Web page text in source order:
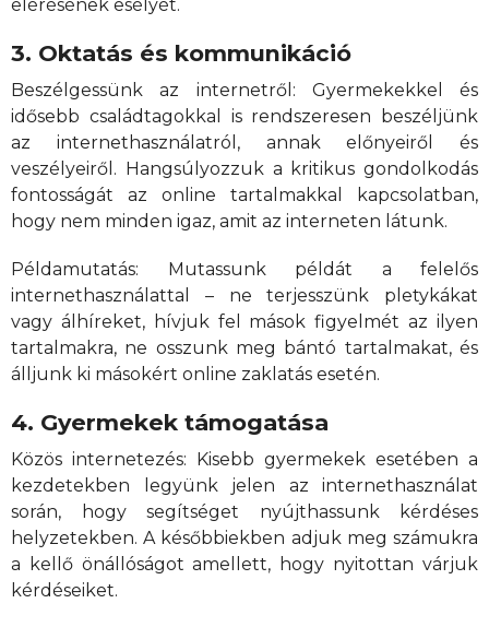
elérésének esélyét.
3. Oktatás és kommunikáció
Beszélgessünk az internetről: Gyermekekkel és
idősebb családtagokkal is rendszeresen beszéljünk
az internethasználatról, annak előnyeiről és
veszélyeiről. Hangsúlyozzuk a kritikus gondolkodás
fontosságát az online tartalmakkal kapcsolatban,
hogy nem minden igaz, amit az interneten látunk.
Példamutatás: Mutassunk példát a felelős
internethasználattal – ne terjesszünk pletykákat
vagy álhíreket, hívjuk fel mások figyelmét az ilyen
tartalmakra, ne osszunk meg bántó tartalmakat, és
álljunk ki másokért online zaklatás esetén.
4. Gyermekek támogatása
Közös internetezés: Kisebb gyermekek esetében a
kezdetekben legyünk jelen az internethasználat
során, hogy segítséget nyújthassunk kérdéses
helyzetekben. A későbbiekben adjuk meg számukra
a kellő önállóságot amellett, hogy nyitottan várjuk
kérdéseiket.